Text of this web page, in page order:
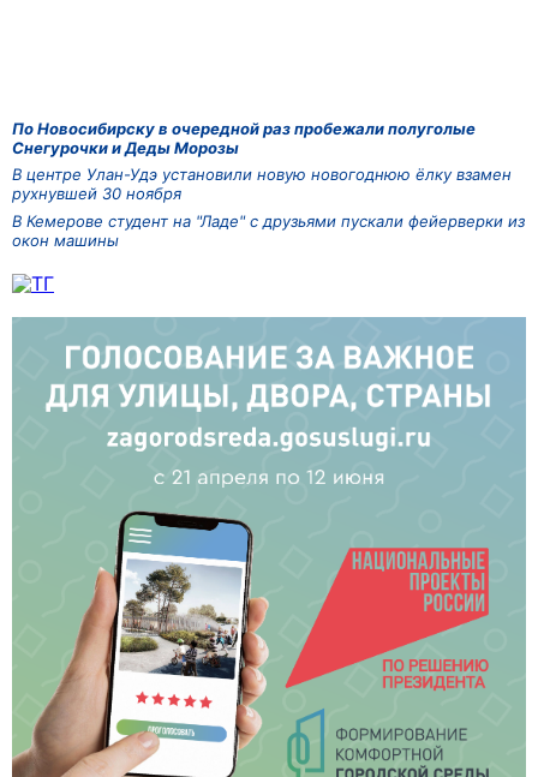
По Новосибирску в очередной раз пробежали полуголые
Снегурочки и Деды Морозы
В центре Улан-Удэ установили новую новогоднюю ёлку взамен
рухнувшей 30 ноября
В Кемерове студент на "Ладе" с друзьями пускали фейерверки из
окон машины